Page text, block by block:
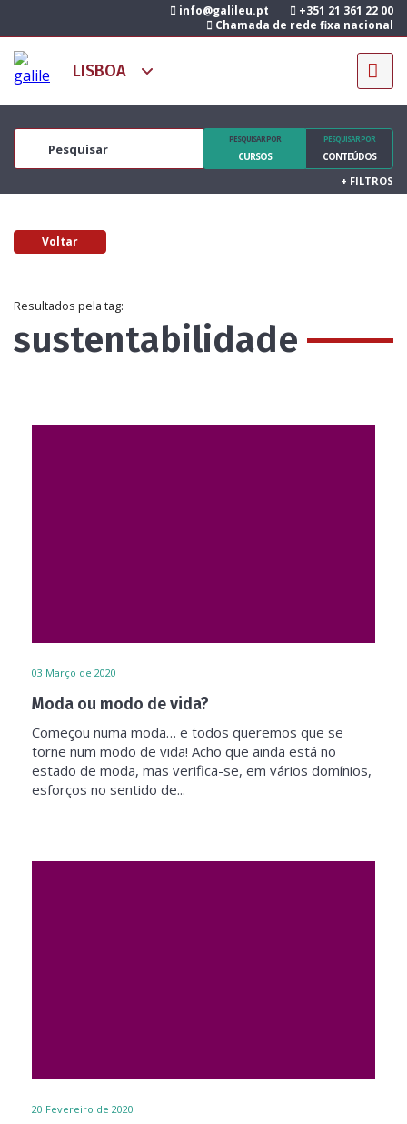
info@galileu.pt
+351 21 361 22 00
Chamada de rede fixa nacional
PESQUISAR POR
CURSOS
PESQUISAR POR
CONTEÚDOS
+ FILTROS
Voltar
Resultados pela tag:
sustentabilidade
03 Março de 2020
Moda ou modo de vida?
Começou numa moda… e todos queremos que se
torne num modo de vida! Acho que ainda está no
estado de moda, mas verifica-se, em vários domínios,
esforços no sentido de...
20 Fevereiro de 2020